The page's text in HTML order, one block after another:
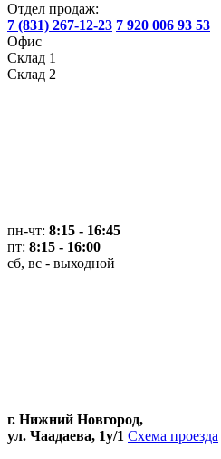
Отдел продаж:
7 (831) 267-12-23 7 920 006 93 53
Офис
Склад 1
Склад 2
пн-чт: 8:15 - 16:45
пт: 8:15 - 16:00
сб, вс - выходной
г. Нижний Новгород,
ул. Чаадаева, 1у/1 Схема проезда